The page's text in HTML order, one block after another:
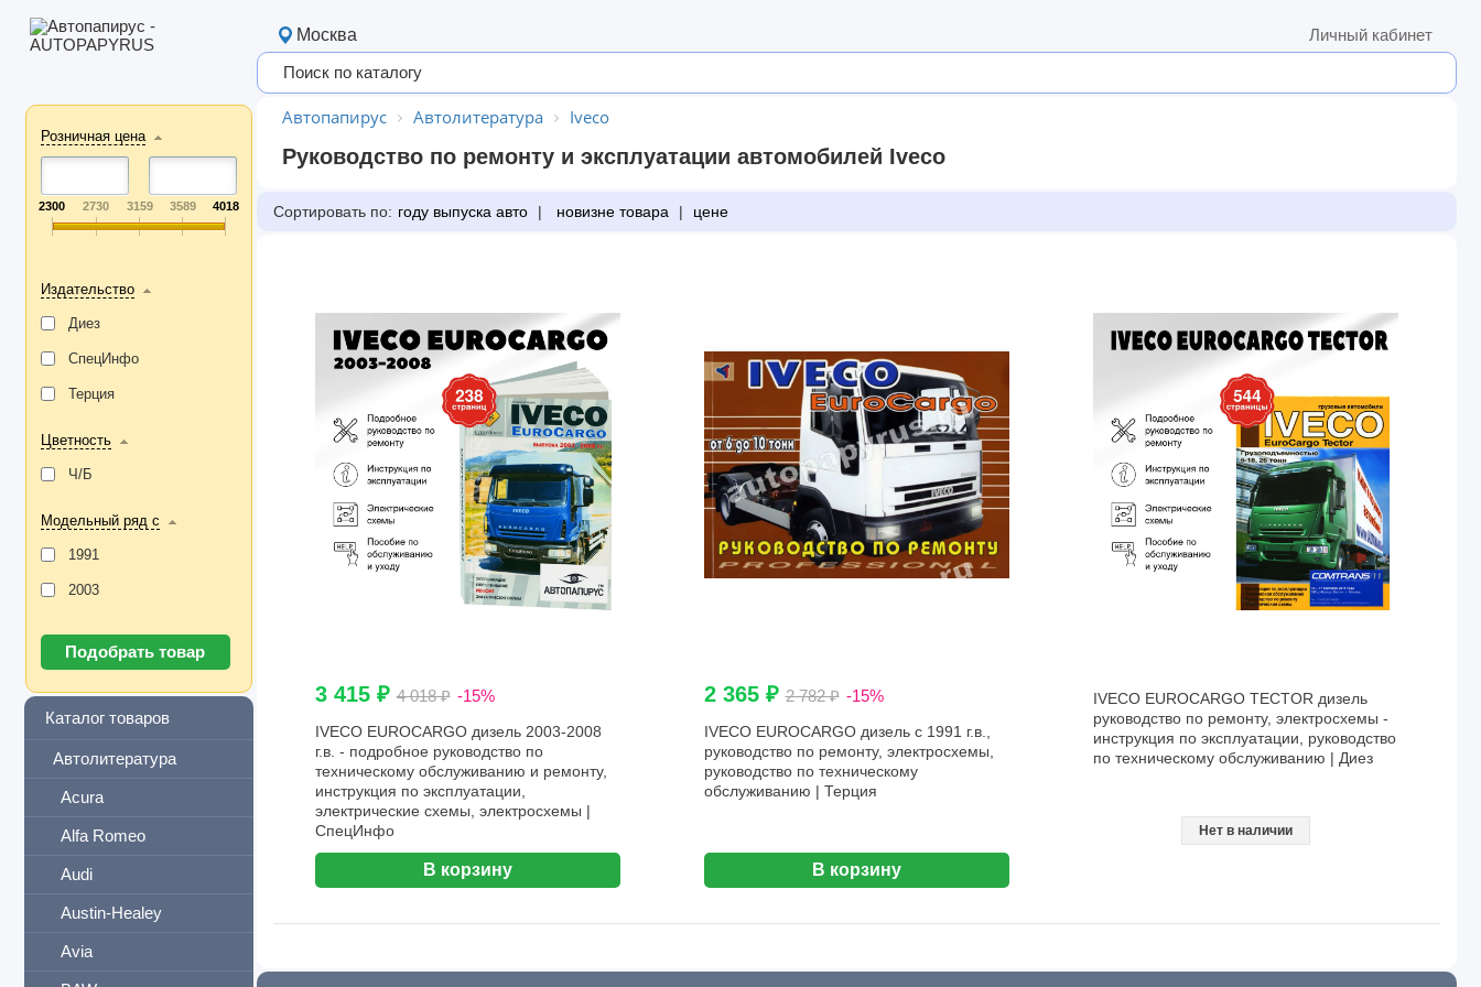
Розничная цена
2300 2730 3159 3589 4018
Издательство
Диез
СпецИнфо
Терция
Цветность
Ч/Б
Модельный ряд с
1991
2003
Каталог товаров
Автолитература
Acura
Alfa Romeo
Audi
Austin-Healey
Avia
Москва Личный кабинет
Автопапирус Автолитература Iveco
Руководство по ремонту и эксплуатации автомобилей Iveco
Сортировать по: году выпуска авто | новизне товара | цене
3 415 ₽4 018 ₽ -15%
IVECO EUROCARGO дизель 2003-2008
г.в. - подробное руководство по
техническому обслуживанию и ремонту,
инструкция по эксплуатации,
электрические схемы, электросхемы |
СпецИнфо
В корзину
2 365 ₽2 782 ₽ -15%
IVECO EUROCARGO дизель с 1991 г.в.,
руководство по ремонту, электросхемы,
руководство по техническому
обслуживанию | Терция
В корзину
IVECO EUROCARGO TECTOR дизель
руководство по ремонту, электросхемы -
инструкция по эксплуатации, руководство
по техническому обслуживанию | Диез
Нет в наличии